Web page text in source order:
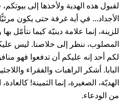
لقبول هذه الهدية ولأخذها إلى
الأجداد... في أية غرفة حتى يكون
للزينة، إنما علامة دينيّة كيما نتأمّل
المصلوب، ننظر إلى خلاصنا. ليس
لكم أحد إنه عليكم أن تدفعوا فهو
البابا. أشكر الراهبات والفقراء
الهديّة، الصغيرة، إنما الثمينة!
من الودعاء.